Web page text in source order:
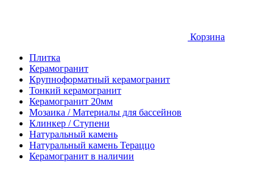
Корзина
Плитка
Керамогранит
Крупноформатный керамогранит
Тонкий керамогранит
Керамогранит 20мм
Мозаика / Материалы для бассейнов
Клинкер / Ступени
Натуральный камень
Натуральный камень Тераццо
Керамогранит в наличии